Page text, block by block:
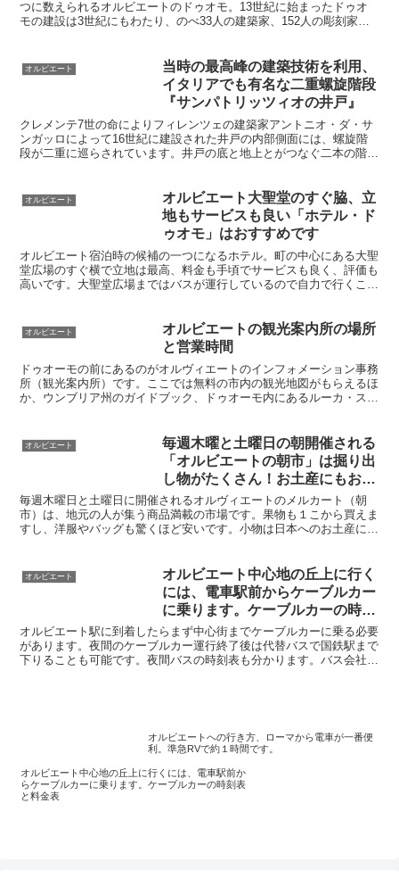
つに数えられるオルビエートのドゥオモ。13世紀に始まったドゥオ
モの建設は3世紀にもわたり、のべ33人の建築家、152人の彫刻家、
オルビエート
当時の最高峰の建築技術を利用、
イタリアでも有名な二重螺旋階段
『サンパトリッツィオの井戸』
クレメンテ7世の命によりフィレンツェの建築家アントニオ・ダ・サ
ンガッロによって16世紀に建設された井戸の内部側面には、螺旋階
段が二重に巡らされています。井戸の底と地上とがつなぐ二本の階段
オルビエート
オルビエート大聖堂のすぐ脇、立
地もサービスも良い「ホテル・ド
ゥオモ」はおすすめです
オルビエート宿泊時の候補の一つになるホテル。町の中心にある大聖
堂広場のすぐ横で立地は最高、料金も手頃でサービスも良く、評価も
高いです。大聖堂広場まではバスが運行しているので自力で行くこと
オルビエート
オルビエートの観光案内所の場所
と営業時間
ドゥオーモの前にあるのがオルヴィエートのインフォメーション事務
所（観光案内所）です。ここでは無料の市内の観光地図がもらえるほ
か、ウンブリア州のガイドブック、ドゥオーモ内にあるルーカ・スィ
オルビエート
毎週木曜と土曜日の朝開催される
「オルビエートの朝市」は掘り出
し物がたくさん！お土産にもおす
すめ！
毎週木曜日と土曜日に開催されるオルヴィエートのメルカート（朝
市）は、地元の人が集う商品満載の市場です。果物も１こから買えま
すし、洋服やバッグも驚くほど安いです。小物は日本へのお土産にも
オルビエート
オルビエート中心地の丘上に行く
には、電車駅前からケーブルカー
に乗ります。ケーブルカーの時刻
表と料金表
オルビエート駅に到着したらまず中心街までケーブルカーに乗る必要
があります。夜間のケーブルカー運行終了後は代替バスで国鉄駅まで
下りることも可能です。夜間バスの時刻表も分かります。バス会社の
オルビエートへの行き方、ローマから電車が一番便
利。準急RVで約１時間です。
オルビエート中心地の丘上に行くには、電車駅前か
らケーブルカーに乗ります。ケーブルカーの時刻表
と料金表